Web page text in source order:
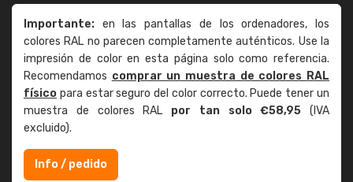
Importante: en las pantallas de los ordenadores, los
colores RAL no parecen completamente auténticos. Use la
impresión de color en esta página solo como referencia.
Recomendamos comprar un muestra de colores RAL
físico para estar seguro del color correcto. Puede tener un
muestra de colores RAL por tan solo €58,95 (IVA
excluido).
Info / pedido